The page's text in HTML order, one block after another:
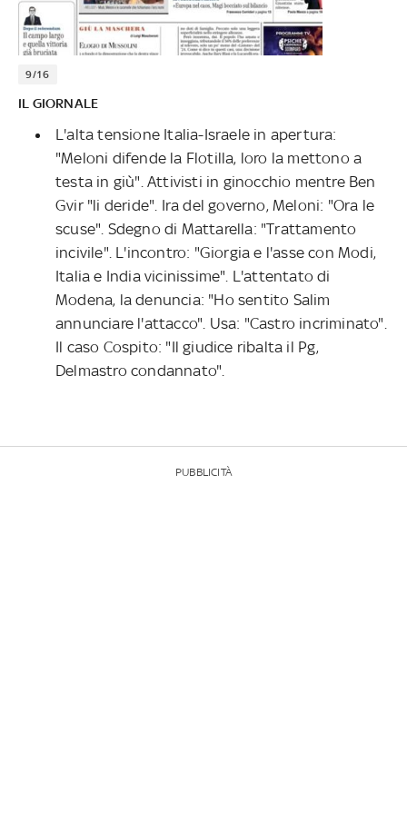
9/16
IL GIORNALE
L'alta tensione Italia-Israele in apertura:
"Meloni difende la Flotilla, loro la mettono a
testa in giù". Attivisti in ginocchio mentre Ben
Gvir "li deride". Ira del governo, Meloni: "Ora le
scuse". Sdegno di Mattarella: "Trattamento
incivile". L'incontro: "Giorgia e l'asse con Modi,
Italia e India vicinissime". L'attentato di
Modena, la denuncia: "Ho sentito Salim
annunciare l'attacco". Usa: "Castro incriminato".
Il caso Cospito: "Il giudice ribalta il Pg,
Delmastro condannato".
PUBBLICITÀ